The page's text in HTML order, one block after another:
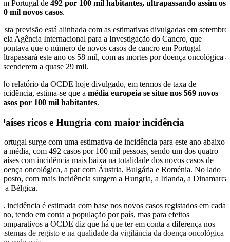
em Portugal de 492 por 100 mil habitantes, ultrapassando assim os
50 mil novos casos.
Esta previsão está alinhada com as estimativas divulgadas em setembro
pela Agência Internacional para a Investigação do Cancro, que
apontava que o número de novos casos de cancro em Portugal
ultrapassará este ano os 58 mil, com as mortes por doença oncológica a
ascenderem a quase 29 mil.
No relatório da OCDE hoje divulgado, em termos de taxa de
incidência, estima-se que amédia europeia se situe nos 569 novos
casos por 100 mil habitantes.
Países ricos e Hungria com maior incidência
Portugal surge com uma estimativa de incidência para este ano abaixo
da média, com 492 casos por 100 mil pessoas, sendo um dos quatro
países com incidência mais baixa na totalidade dos novos casos de
doença oncológica, a par com Áustria, Bulgária e Roménia. No lado
oposto, com mais incidência surgem a Hungria, a Irlanda, a Dinamarca
e a Bélgica.
A incidência é estimada com base nos novos casos registados em cada
ano, tendo em conta a população por país, mas para efeitos
comparativos a OCDE diz que há que ter em conta a diferença nos
sistemas de registo e na qualidade da vigilância da doença oncológica